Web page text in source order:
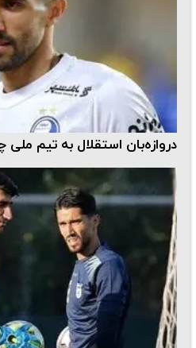
دروازه‌بان استقلال به تیم ملی